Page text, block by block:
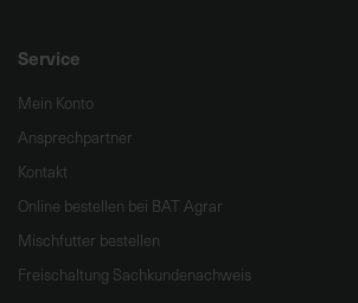
Service
Mein Konto
Ansprechpartner
Kontakt
Online bestellen bei BAT Agrar
Mischfutter bestellen
Freischaltung Sachkundenachweis